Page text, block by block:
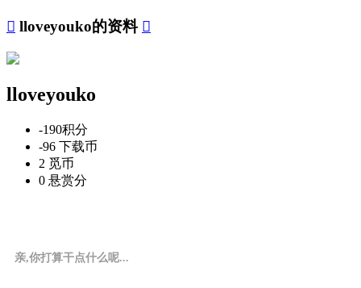
 lloveyouko的资料 
lloveyouko
-190积分
-96 下载币
2 觅币
0 悬赏分
亲,你打算干点什么呢...